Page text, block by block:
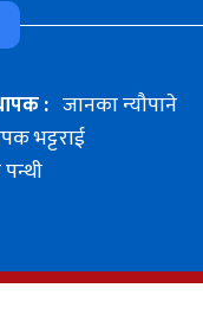
: जानका न्यौपाने
भट्टराई